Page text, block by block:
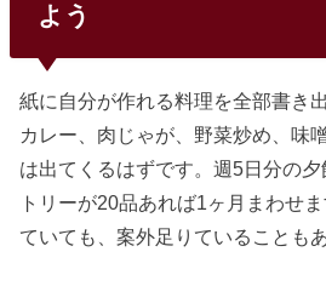
よう
紙に自分が作れる料理を全部書き
カレー、肉じゃが、野菜炒め、味
は出てくるはずです。週5日分の
トリーが20品あれば1ヶ月まわせ
ていても、案外足りていることも